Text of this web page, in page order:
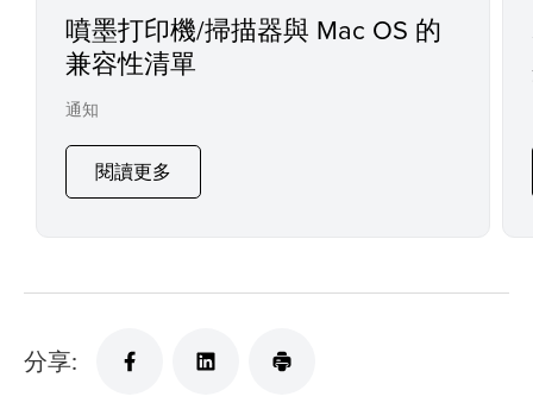
噴墨打印機/掃描器與 Mac OS 的
兼容性清單
通知
閱讀更多
分享: